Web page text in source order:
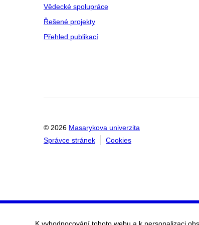
Vědecké spolupráce
Řešené projekty
Přehled publikací
© 2026 Masarykova univerzita
Správce stránek
Cookies